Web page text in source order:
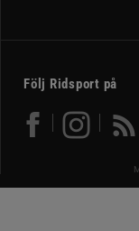
Följ Ridsport på